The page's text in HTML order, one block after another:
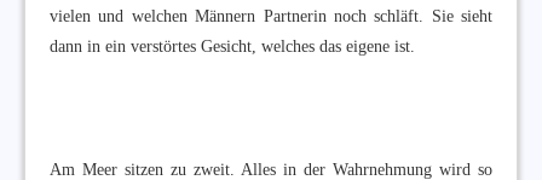
vielen und welchen Männern Partnerin noch schläft. Sie sieht
dann in ein verstörtes Gesicht, welches das eigene ist.
Am Meer sitzen zu zweit. Alles in der Wahrnehmung wird so